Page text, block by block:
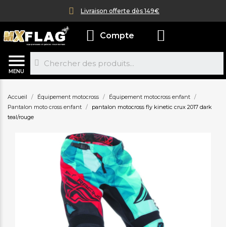
Livraison offerte dès 149€
MENU
Compte
Accueil Équipement motocross
Équipement motocross enfant
Pantalon moto cross enfant
pantalon motocross fly kinetic crux 2017 dark
teal/rouge